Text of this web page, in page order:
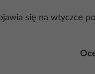
się na wtyczce